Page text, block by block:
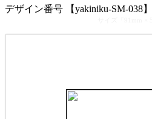
デザイン番号 【yakiniku-SM-038】